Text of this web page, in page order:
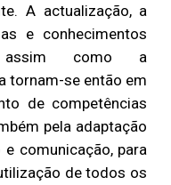
A actualização, a
e conhecimentos
assim como a
tornam-se então em
de competências
pela adaptação
comunicação, para
de todos os